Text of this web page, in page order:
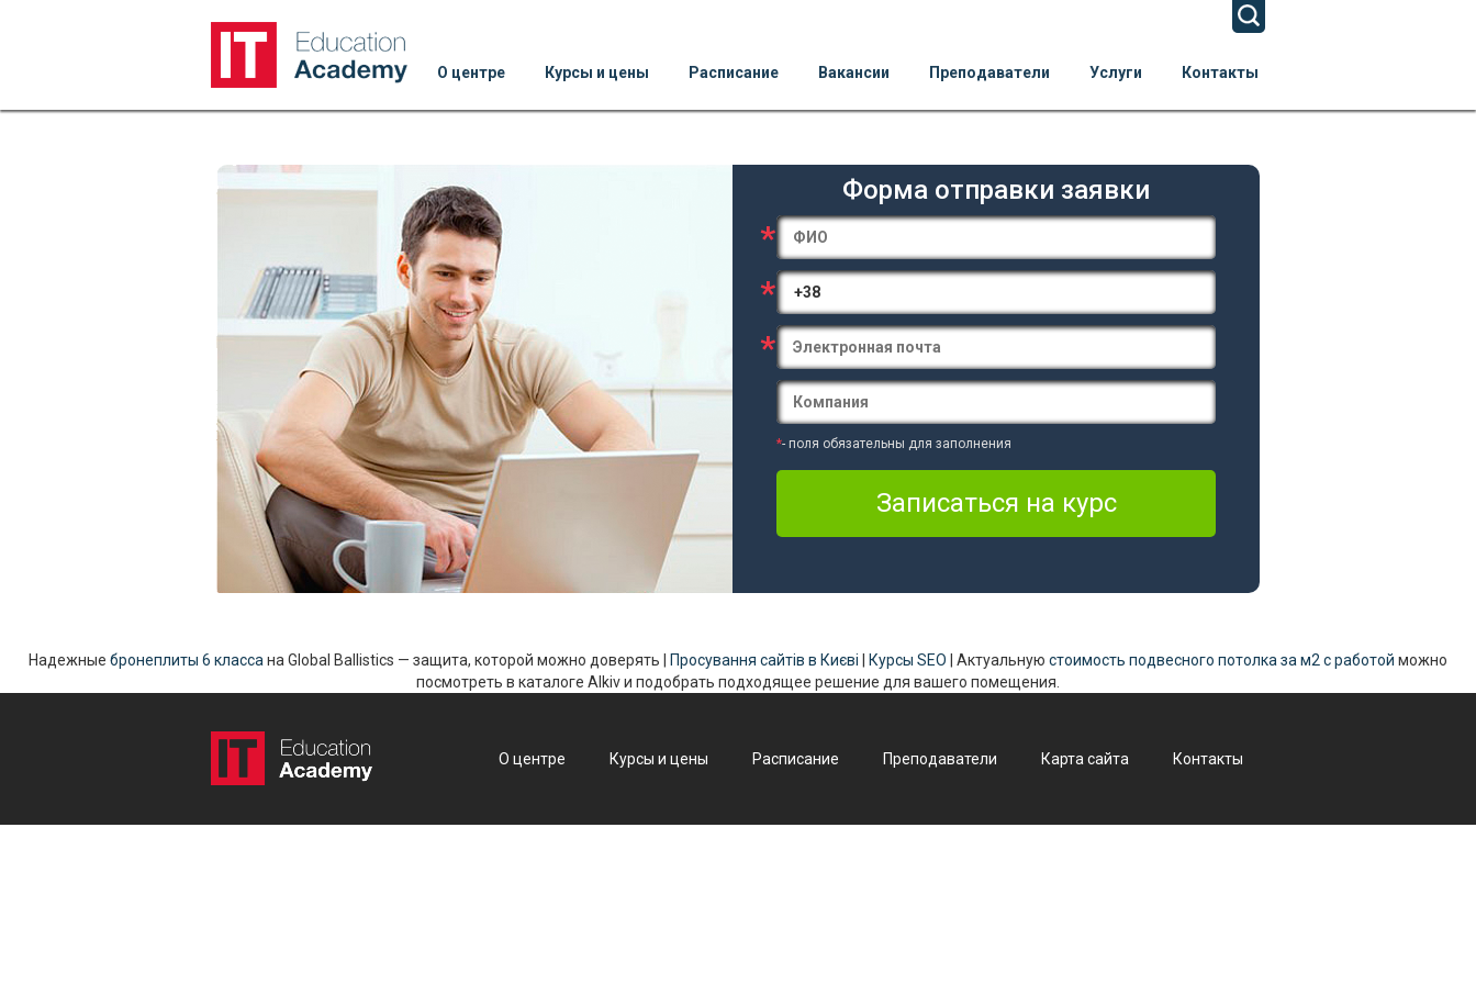
О центре Курсы и цены Расписание Вакансии Преподаватели Услуги Контакты
Форма отправки заявки
*
*
*
*- поля обязательны для заполнения
Надежные бронеплиты 6 класса на Global Ballistics — защита, которой можно доверять | Просування сайтів в Києві Курсы SEO | Актуальную стоимость подвесного потолка за м2 с работой можно
посмотреть в каталоге Alkiv и подобрать подходящее решение для вашего помещения.
О центре Курсы и цены Расписание Преподаватели Карта сайта Контакты